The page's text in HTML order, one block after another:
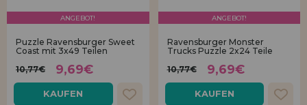
ANGEBOT!
Puzzle Ravensburger Sweet
Coast mit 3x49 Teilen
10,77€
9,69€
KAUFEN
ANGEBOT!
Ravensburger Monster
Trucks Puzzle 2x24 Teile
10,77€
9,69€
KAUFEN